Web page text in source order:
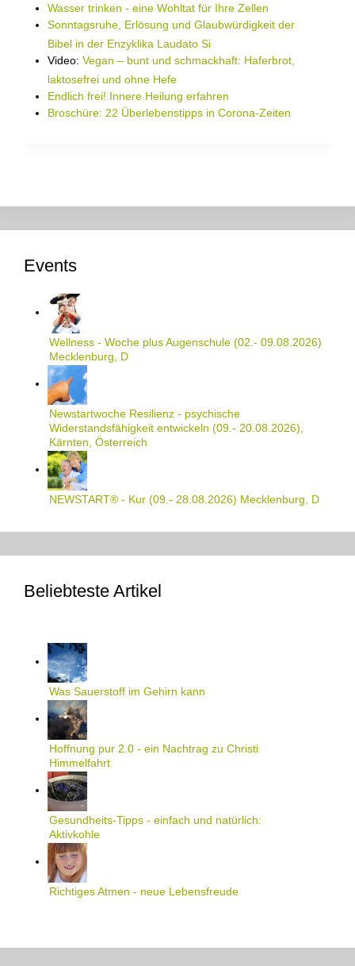
Wasser trinken - eine Wohltat für Ihre Zellen
Sonntagsruhe, Erlösung und Glaubwürdigkeit der
Bibel in der Enzyklika Laudato Si
Video: Vegan – bunt und schmackhaft: Haferbrot,
laktosefrei und ohne Hefe
Endlich frei! Innere Heilung erfahren
Broschüre: 22 Überlebenstipps in Corona-Zeiten
Events
Wellness - Woche plus Augenschule (02.- 09.08.2026)
Mecklenburg, D
Newstartwoche Resilienz - psychische
Widerstandsfähigkeit entwickeln (09.- 20.08.2026),
Kärnten, Österreich
NEWSTART® - Kur (09.- 28.08.2026) Mecklenburg, D
Beliebteste Artikel
Was Sauerstoff im Gehirn kann
Hoffnung pur 2.0 - ein Nachtrag zu Christi
Himmelfahrt
Gesundheits-Tipps - einfach und natürlich:
Aktivkohle
Richtiges Atmen - neue Lebensfreude